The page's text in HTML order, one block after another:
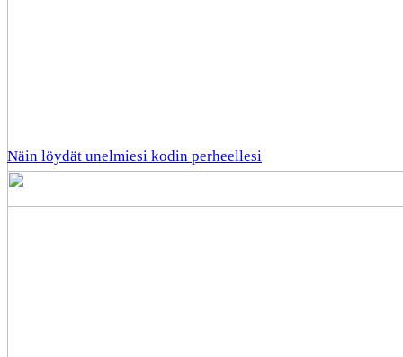
Näin löydät unelmiesi kodin perheellesi